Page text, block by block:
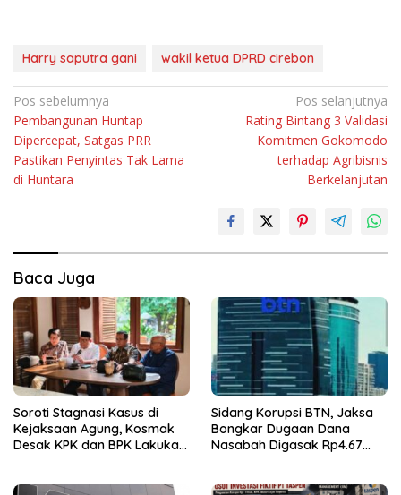
Harry saputra gani wakil ketua DPRD cirebon
Navigasi
pos
Pos sebelumnya
Pembangunan Huntap
Dipercepat, Satgas PRR
Pastikan Penyintas Tak Lama
di Huntara
Pos selanjutnya
Rating Bintang 3 Validasi
Komitmen Gokomodo
terhadap Agribisnis
Berkelanjutan
Baca Juga
Soroti Stagnasi Kasus di
Kejaksaan Agung, Kosmak
Desak KPK dan BPK Lakukan
Sidang Korupsi BTN, Jaksa
Bongkar Dugaan Dana
Nasabah Digasak Rp4.67